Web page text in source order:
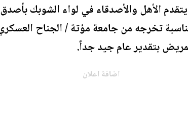
يتقدم الأهل والأصدقاء في لواء الشوبك
تخرجه من جامعة مؤتة / الجناح
بتقدير عام جيد جداً.
اضافة اعلان